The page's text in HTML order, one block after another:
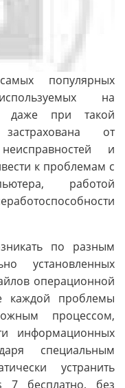
популярных
на
даже при такой
от
и
к проблемам с
работой
по разным
установленных
операционной
каждой проблемы
процессом,
информационных
специальным
устранить
7 бесплатно, без